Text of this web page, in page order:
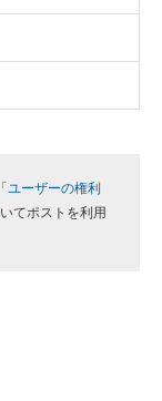
ユーザーの権利
てポストを利用